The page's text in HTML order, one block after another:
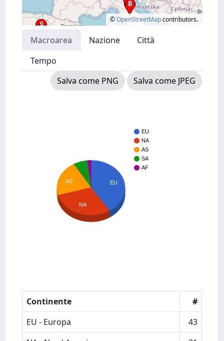
©OpenStreetMapcontributors.
Macroarea Nazione
Città
Tempo
Salva come PNG
Salva come JPEG
EU
NA
AS
SA
AF
EU
AS
NA
Continente
#
EU - Europa
43